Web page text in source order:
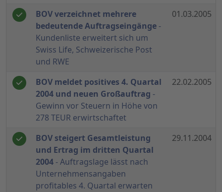
BOV verzeichnet mehrere
bedeutende Auftragseingänge -
Kundenliste erweitert sich um
Swiss Life, Schweizerische Post
und RWE
01.03.2005
BOV meldet positives 4. Quartal
2004 und neuen Großauftrag -
Gewinn vor Steuern in Höhe von
278 TEUR erwirtschaftet
22.02.2005
BOV steigert Gesamtleistung
und Ertrag im dritten Quartal
2004 - Auftragslage lässt nach
Unternehmensangaben
profitables 4. Quartal erwarten
29.11.2004